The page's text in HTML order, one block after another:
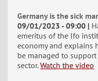
Germany is the sick
09/01/2023 - 09:00
emeritus of the Ifo
economy and explains
be managed to
sector. Watch the video